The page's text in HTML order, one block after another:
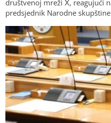
društvenoj mreži X, reagujući
predsjednik Narodne